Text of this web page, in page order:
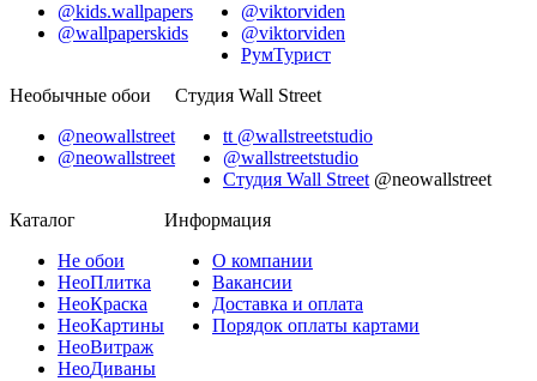
@kids.wallpapers
@wallpaperskids
@viktorviden
@viktorviden
РумТурист
Необычные обои
@neowallstreet
@neowallstreet
Студия Wall Street
tt @wallstreetstudio
@wallstreetstudio
Студия Wall Street @neowallstreet
Каталог
Не обои
НеоПлитка
НеоКраска
НеоКартины
НеоВитраж
НеоДиваны
Информация
О компании
Вакансии
Доставка и оплата
Порядок оплаты картами